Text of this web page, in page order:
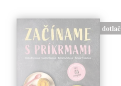
dotlač